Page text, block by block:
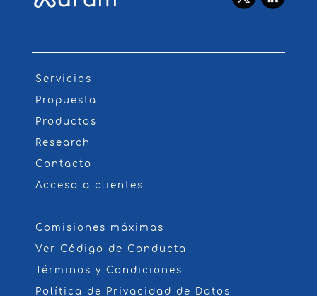
Servicios
Propuesta
Productos
Research
Contacto
Acceso a clientes
Comisiones máximas
Ver Código de Conducta
Términos y Condiciones
Política de Privacidad de Datos